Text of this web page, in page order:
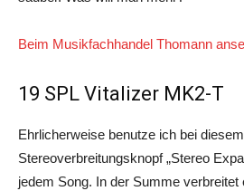
Beim Musikfachhandel Thomann
19 SPL Vitalizer MK2-T
Ehrlicherweise benutze ich bei
Stereoverbreitungsknopf „Stereo
jedem Song. In der Summe verbreitet